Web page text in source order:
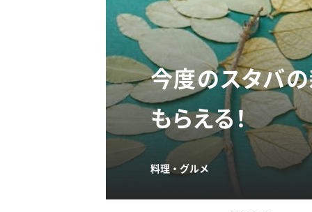
今度のスタバ
もらえる！
料理・グルメ